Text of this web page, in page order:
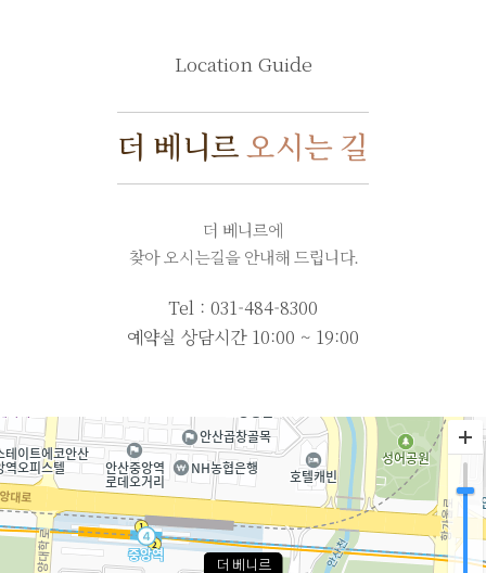
Location Guide
더 베니르오시는 길
더 베니르에
찾아 오시는길을 안내해 드립니다.
Tel : 031-484-8300
예약실 상담시간 10:00 ~ 19:00
더 베니르